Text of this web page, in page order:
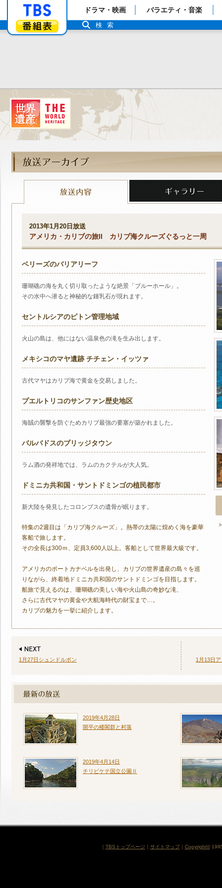
「TBSテレビ」トップページ
番組表
ドラマ・映画 バラエティ・音楽
検索
2013年1月20日放送
アメリカ・カリブの旅II カリブ海クルーズぐるっと一周
ベリーズのバリアリーフ
珊瑚礁の海を丸く切り取ったような絶景「ブルーホール」。
その水中へ潜ると神秘的な鍾乳石が現れます。
セントルシアのピトン管理地域
火山の島は、他にはない温泉色の滝を生み出します。
メキシコのマヤ遺跡 チチェン・イッツァ
古代マヤはカリブ海で黄金を交易しました。
プエルトリコのサンファン歴史地区
海賊の襲撃を防ぐためカリブ最強の要塞が築かれました。
バルバドスのブリッジタウン
ラム酒の発祥地では、ラムのカクテルが大人気。
ドミニカ共和国・サントドミンゴの植民都市
新大陸を発見したコロンブスの遺骨が眠ります。
特集の2週目は「カリブ海クルーズ」。熱帯の太陽に煌めく海を豪華
客船で旅します。
その全長は300ｍ、定員3,600人以上。客船として世界最大級です。
アメリカのポートカナベルを出発し、カリブの世界遺産の島々を巡
りながら、終着地ドミニカ共和国のサントドミンゴを目指します。
船旅で見えるのは、珊瑚礁の美しい海や火山島の奇妙な滝、
さらに古代マヤの黄金や大航海時代の財宝まで…。
カリブの魅力を一挙に紹介します。
1月27日シュンドルボン 1月13日
2019年4月28日
開平の楼閣群と村落
2019年4月14日
チリビケテ国立公園Ⅱ
TBSトップページ サイトマップ｜ Copyright©